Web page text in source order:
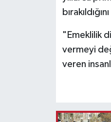
"Emeklilik
vermeyi
veren